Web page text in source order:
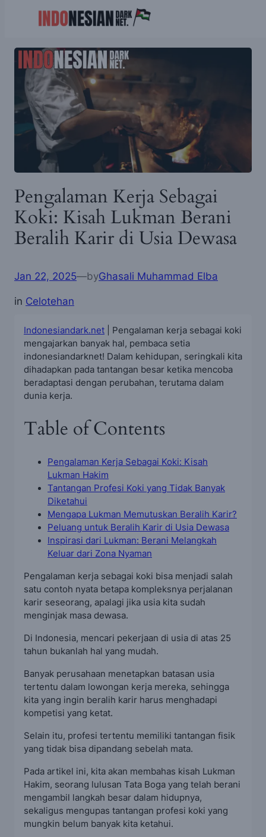
content
Pengalaman Kerja Sebagai
Koki: Kisah Lukman Berani
Beralih Karir di Usia Dewasa
Jan 22, 2025—byGhasali Muhammad Elba
in Celotehan
Indonesiandark.net | Pengalaman kerja sebagai koki
mengajarkan banyak hal, pembaca setia
indonesiandarknet! Dalam kehidupan, seringkali kita
dihadapkan pada tantangan besar ketika mencoba
beradaptasi dengan perubahan, terutama dalam
dunia kerja.
Table of Contents
Pengalaman Kerja Sebagai Koki: Kisah
Lukman Hakim
Tantangan Profesi Koki yang Tidak Banyak
Diketahui
Mengapa Lukman Memutuskan Beralih Karir?
Peluang untuk Beralih Karir di Usia Dewasa
Inspirasi dari Lukman: Berani Melangkah
Keluar dari Zona Nyaman
Pengalaman kerja sebagai koki bisa menjadi salah
satu contoh nyata betapa kompleksnya perjalanan
karir seseorang, apalagi jika usia kita sudah
menginjak masa dewasa.
Di Indonesia, mencari pekerjaan di usia di atas 25
tahun bukanlah hal yang mudah.
Banyak perusahaan menetapkan batasan usia
tertentu dalam lowongan kerja mereka, sehingga
kita yang ingin beralih karir harus menghadapi
kompetisi yang ketat.
Selain itu, profesi tertentu memiliki tantangan fisik
yang tidak bisa dipandang sebelah mata.
Pada artikel ini, kita akan membahas kisah Lukman
Hakim, seorang lulusan Tata Boga yang telah berani
mengambil langkah besar dalam hidupnya,
sekaligus mengupas tantangan profesi koki yang
mungkin belum banyak kita ketahui.